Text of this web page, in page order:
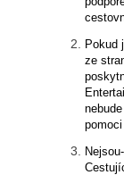
Pokud
ze